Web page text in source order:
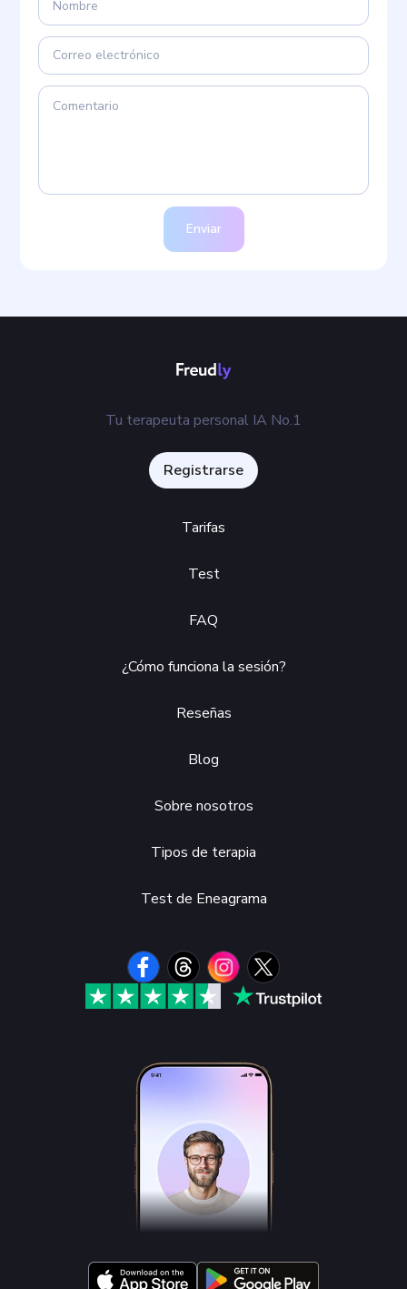
Enviar
Tu terapeuta personal IA No.1
Registrarse
Tarifas
Test
FAQ
¿Cómo funciona la sesión?
Reseñas
Blog
Sobre nosotros
Tipos de terapia
Test de Eneagrama